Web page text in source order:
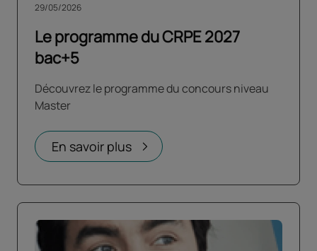
Le programme du CRPE 2027
bac+5
29/05/2026
Découvrez le programme du concours niveau
Master
En savoir plus